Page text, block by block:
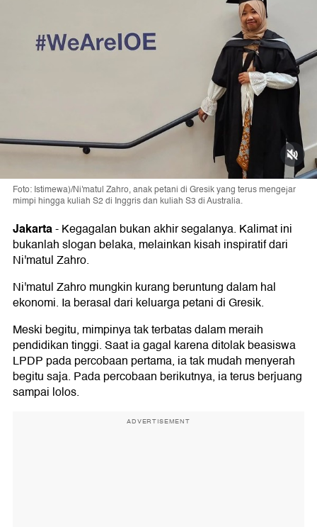
Foto: Istimewa)/Ni'matul Zahro, anak petani di Gresik yang terus mengejar
mimpi hingga kuliah S2 di Inggris dan kuliah S3 di Australia.
Jakarta-Kegagalan bukan akhir segalanya. Kalimat ini
bukanlah slogan belaka, melainkan kisah inspiratif dari
Ni'matul Zahro.
Ni'matul Zahro mungkin kurang beruntung dalam hal
ekonomi. Ia berasal dari keluarga petani di Gresik.
Meski begitu, mimpinya tak terbatas dalam meraih
pendidikan tinggi. Saat ia gagal karena ditolak beasiswa
LPDP pada percobaan pertama, ia tak mudah menyerah
begitu saja. Pada percobaan berikutnya, ia terus berjuang
sampai lolos.
ADVERTISEMENT